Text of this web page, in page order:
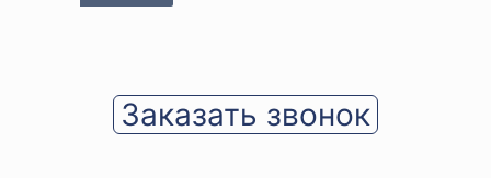
Заказать звонок